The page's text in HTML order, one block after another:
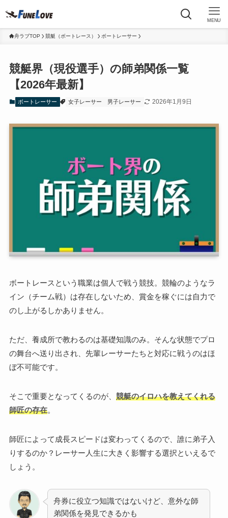
MENU
舟ラブTOP 競艇（ボートレース） ボートレーサー
競艇界（現役選手）の師弟関係一覧
【2026年最新】
ボートレーサー 女子レーサー 男子レーサー 2026年1月9日
ボートレースという職業は個人で戦う競技。競輪のようなラ
イン（チーム戦）は存在しないため、賞金を稼ぐには自力で
のし上がるしかありません。
ただ、養成所で教わるのは基礎知識のみ。そんな状態でプロ
の舞台へ送り出され、先輩レーサーたちと対応に戦うのはほ
ぼ不可能です。
そこで重要となってくるのが、 競艇のイロハを教えてくれる
師匠の存在。
師匠によって成長スピードは変わってくるので、誰に弟子入
りするのか？レーサー人生に大きく影響する選択といえるで
しょう。
舟券に役立つ知識ではないけど、意外な師
弟関係を発見できるかも